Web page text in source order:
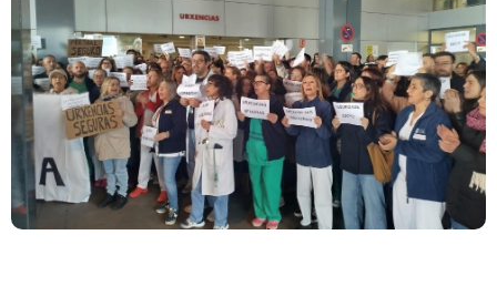
Sostenibilidad
Innova